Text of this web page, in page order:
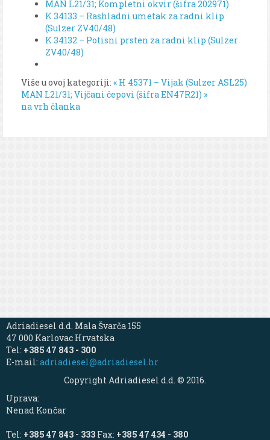
MAN L21/31; Kompletni okvir (šifra 202971)
K 34133 – Rashladni umetak za radni klip
(Sulzer ZV40/48)
K 34132 – Potisni prsten za radni klip (Sulzer
ZV40/48)
Više u ovoj kategoriji: « H 45371 – Vijak (Sulzer ASL25)
MAN L21/31; Vijčani čepovi (šifra EN47R21) »
na vrh članka
Adriadiesel d.d. Mala Švarča 155
47 000 Karlovac Hrvatska
Tel: +385 47 843 - 300
E-mail: adriadiesel@adriadiesel.hr
Copyright Adriadiesel d.d. © 2016.
Uprava:
Nenad Končar
Tel: +385 47 843 - 333 Fax: +385 47 434 - 380